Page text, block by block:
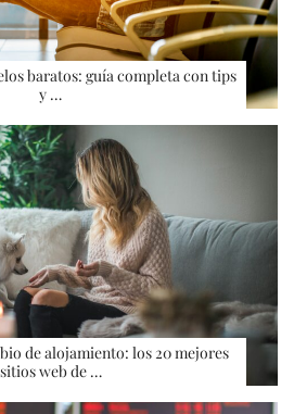
baratos: guía completa con tips
y …
de alojamiento: los 20 mejores
sitios web de …